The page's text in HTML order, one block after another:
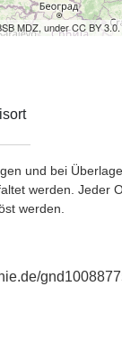
MDZ, under CC BY
und bei
werden. Jeder
werden.